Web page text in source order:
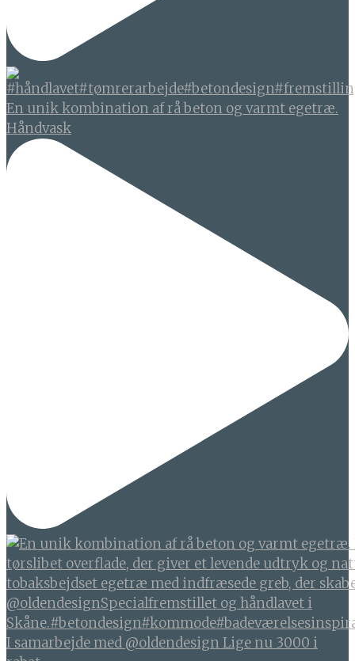
En unik kombination af rå beton og varmt egetræ.
Håndvask
I samarbejde med @oldendesign Lige nu 3000 i